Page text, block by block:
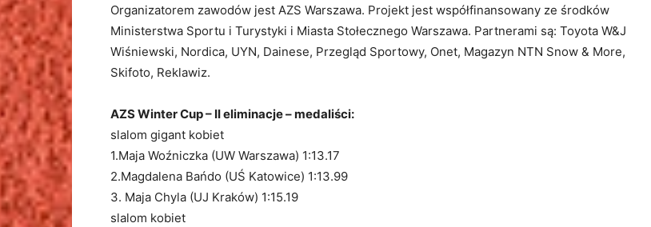
Organizatorem zawodów jest AZS Warszawa. Projekt jest współfinansowany ze środków
Ministerstwa Sportu i Turystyki i Miasta Stołecznego Warszawa. Partnerami są: Toyota W&J
Wiśniewski, Nordica, UYN, Dainese, Przegląd Sportowy, Onet, Magazyn NTN Snow & More,
Skifoto, Reklawiz.
AZS Winter Cup – II eliminacje – medaliści:
slalom gigant kobiet
1.Maja Woźniczka (UW Warszawa) 1:13.17
2.Magdalena Bańdo (UŚ Katowice) 1:13.99
3. Maja Chyla (UJ Kraków) 1:15.19
slalom kobiet